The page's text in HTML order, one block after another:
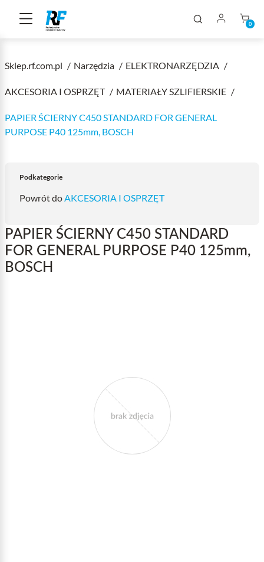
0
Sklep.rf.com.pl Narzędzia ELEKTRONARZĘDZIA
AKCESORIA I OSPRZĘT MATERIAŁY SZLIFIERSKIE
PAPIER ŚCIERNY C450 STANDARD FOR GENERAL
PURPOSE P40 125mm, BOSCH
Podkategorie
Powrót doAKCESORIA I OSPRZĘT
PAPIER ŚCIERNY C450 STANDARD
FOR GENERAL PURPOSE P40 125mm,
BOSCH